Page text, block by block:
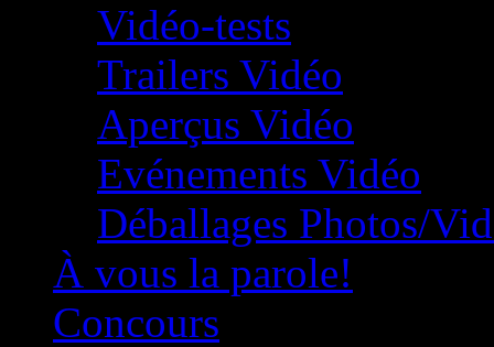
Vidéo-tests
Trailers Vidéo
Aperçus Vidéo
Evénements Vidéo
Déballages Photos/
À vous la parole!
Concours